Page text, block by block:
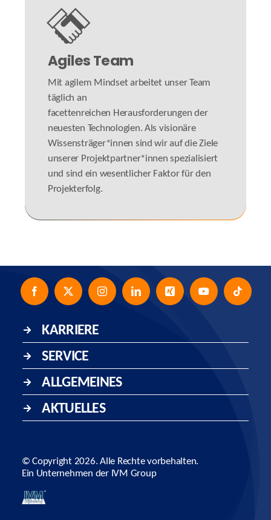
Agiles Team
Mit agilem Mindset arbeitet unser Team
täglich an
facettenreichen Herausforderungen der
neuesten Technologien. Als visionäre
Wissensträger*innen sind wir auf die Ziele
unserer Projektpartner*innen spezialisiert
und sind ein wesentlicher Faktor für den
Projekterfolg.
KARRIERE
SERVICE
ALLGEMEINES
AKTUELLES
© Copyright 2026. Alle Rechte vorbehalten.
Ein Unternehmen der IVM Group